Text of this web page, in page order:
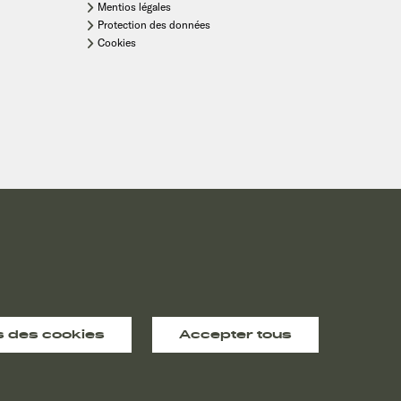
Mentios légales
Protection des données
Cookies
commercial Sunlight vous informera des prix complets respectifs.
des cookies Accepter tous